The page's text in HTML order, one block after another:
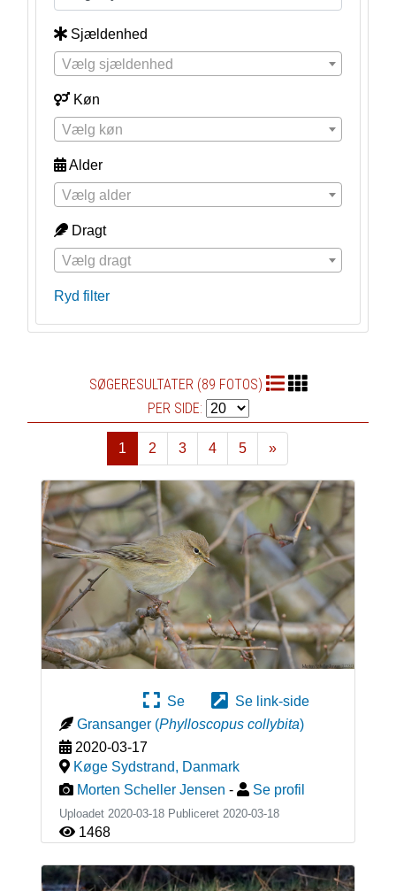
Sjældenhed
Vælg sjældenhed
Køn
Vælg køn
Alder
Vælg alder
Dragt
Vælg dragt
Ryd filter
SØGERESULTATER (89 FOTOS)
PER SIDE:
1 2 3 4 5
»
Næste
Se
Se link-side
Gransanger (Phylloscopus collybita)
2020-03-17
Køge Sydstrand, Danmark
Morten Scheller Jensen - Se profil
Uploadet 2020-03-18 Publiceret 2020-03-18
1468